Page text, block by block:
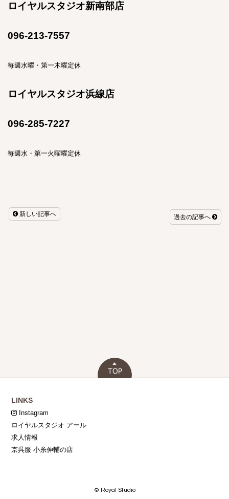
ロイヤルスタジオ新南部店
096-213-7557
毎週水曜・第一木曜定休
ロイヤルスタジオ浜線店
096-285-7227
毎週水・第一火曜曜定休
新しい記事へ 過去の記事へ
LINKS
Instagram
ロイヤルスタジオ アール
求人情報
京呉服 小糸伸輔の店
© Royal Studio